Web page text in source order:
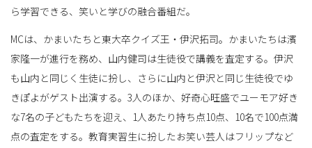
ら学習できる、笑いと学びの融合番組だ。
MCは、かまいたちと東大卒クイズ王・伊沢拓司。かまいたちは濱
家隆一が進行を務め、山内健司は生徒役で講義を査定する。伊沢
も山内と同じく生徒に扮し、さらに山内と伊沢と同じ生徒役でゆ
きぽよがゲスト出演する。3人のほか、好奇心旺盛でユーモア好き
な7名の子どもたちを迎え、1人あたり持ち点10点、10名で100点満
点の査定をする。教育実習生に扮したお笑い芸人はフリップなど